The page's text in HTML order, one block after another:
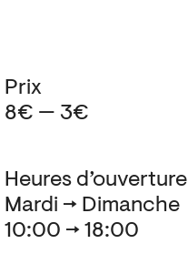
Heures d’ouverture
Mardi → Dimanche
10:00 → 18:00
Prix
8€ — 3€